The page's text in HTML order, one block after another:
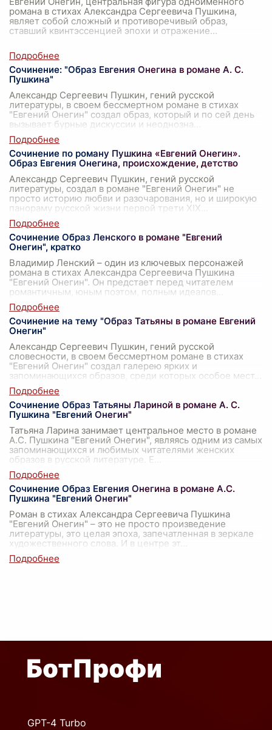
романа в стихах Александра Сергеевича Пушкина,
являет собой сложный и противоречивый образ,
ставший квинтэссенцией эпохи и отражение...
Сочинение: "Образ Евгения Онегина в романе А. С.
Пушкина"
Александр Сергеевич Пушкин, гений русской
литературы, в своем бессмертном романе в стихах
"Евгений Онегин" создал образ, который и по сей день
вызывает бурные дискуссии и неоднозна
Сочинение по роману Пушкина «Евгений Онегин».
Образ Евгения Онегина, происхождение, детство
Александр Сергеевич Пушкин, гений русской
литературы, создал в романе "Евгений Онегин" не
просто историю любви и разочарования, но и широкую
панораму русской жизни первой трети XIX
Сочинение Образ Ленского в романе "Евгений
Онегин", кратко
Владимир Ленский – один из ключевых персонажей
романа в стихах Александра Сергеевича Пушкина
"Евгений Онегин". Он предстает перед читателем
романтичным, юным поэтом, полным идеалов
Сочинение на тему "Образ Татьяны в романе Евгений
Онегин"
Александр Сергеевич Пушкин, гений русской
словесности, в своем бессмертном романе в стихах
"Евгений Онегин" создал галерею ярких и
запоминающихся образов, среди которых особое мест
Сочинение Образ Татьяны Лариной в романе А. С.
Пушкина "Евгений Онегин"
Татьяна Ларина занимает центральное место в романе
А.С. Пушкина "Евгений Онегин", являясь одним из самых
запоминающихся и любимых читателями женских
образов в русской литературе. Е
Сочинение Образ Евгения Онегина в романе А.С.
Пушкина "Евгений Онегин"
Роман в стихах Александра Сергеевича Пушкина
"Евгений Онегин" – это не просто произведение
литературы, это целая эпоха, запечатленная в зеркале
художественного слова. И в центре эт
GPT-4 Turbo